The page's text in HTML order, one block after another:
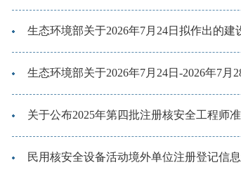
生态环境部关于2026年7月24日拟作出的
生态环境部关于2026年7月24日-2026年7
关于公布2025年第四批注册核安全工程师
民用核安全设备活动境外单位注册登记信